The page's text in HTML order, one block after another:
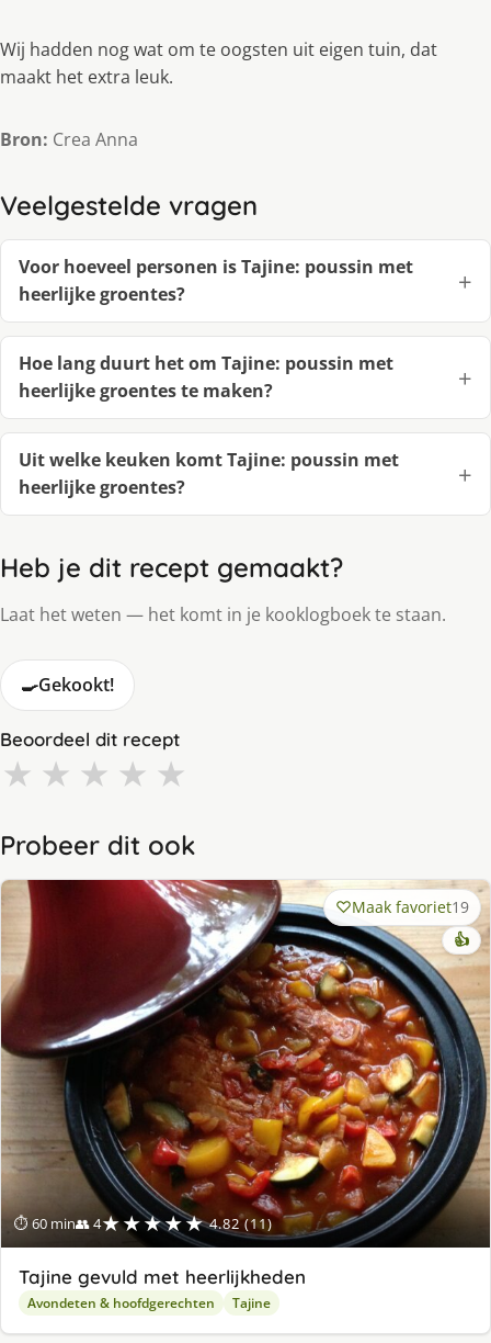
Wij hadden nog wat om te oogsten uit eigen tuin, dat
maakt het extra leuk.
Bron: Crea Anna
Veelgestelde vragen
Voor hoeveel personen is Tajine: poussin met
heerlijke groentes?
Hoe lang duurt het om Tajine: poussin met
heerlijke groentes te maken?
Uit welke keuken komt Tajine: poussin met
heerlijke groentes?
Heb je dit recept gemaakt?
Laat het weten — het komt in je kooklogboek te staan.
🍳Gekookt!
Beoordeel dit recept
★ ★ ★ ★ ★
Probeer dit ook
⏱ 60 min👥 4★★★★★ 4.82 (11)
Maak favoriet19
👍
Tajine gevuld met heerlijkheden
Avondeten & hoofdgerechten Tajine